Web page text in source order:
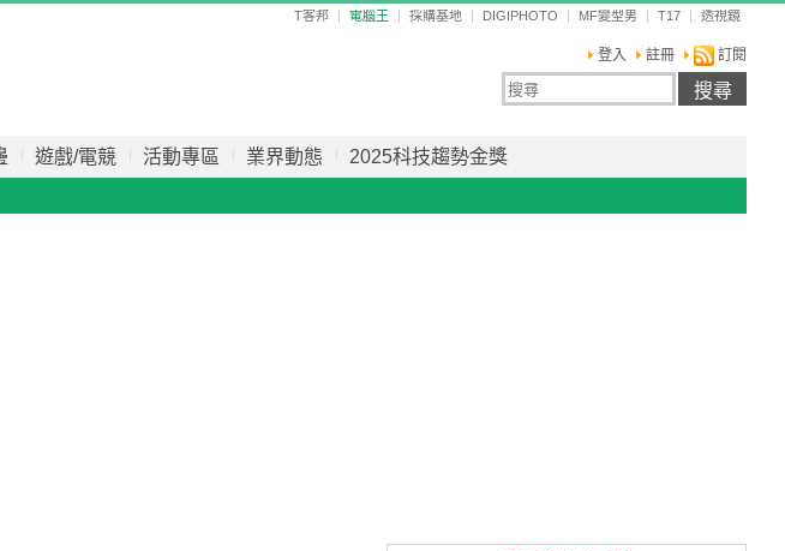
T客邦 電腦王 採購基地 DIGIPHOTO MF變型男 T17 透視鏡
登入 註冊 訂閱
遊戲/電競 活動專區 業界動態 2025科技趨勢金獎